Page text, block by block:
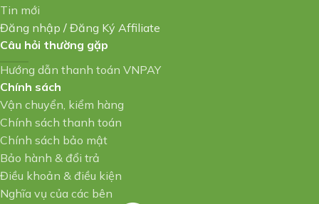
Tin mới
Đăng nhập / Đăng Ký Affiliate
Câu hỏi thường gặp
Hướng dẫn thanh toán VNPAY
Chính sách
Vận chuyển, kiểm hàng
Chính sách thanh toán
Chính sách bảo mật
Bảo hành & đổi trả
Điều khoản & điều kiện
Nghĩa vụ của các bên